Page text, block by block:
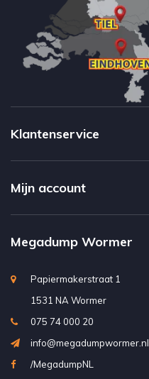
Klantenservice
Mijn account
Megadump Wormer
Papiermakerstraat 1
1531 NA Wormer
075 74 000 20
info@megadumpwormer.nl
/MegadumpNL